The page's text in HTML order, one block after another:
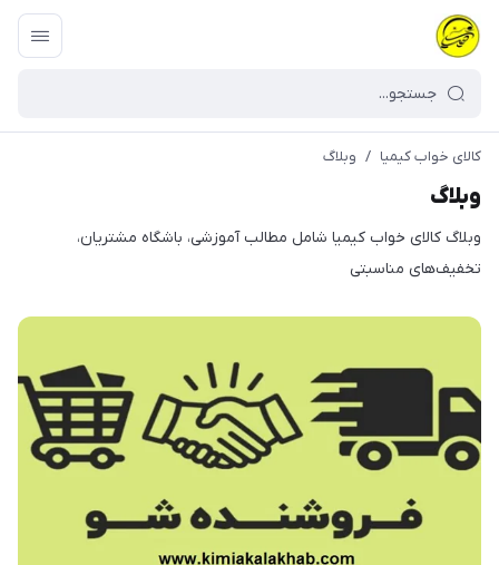
کالای خواب کیمیا / وبلاگ
وبلاگ
وبلاگ کالای خواب کیمیا شامل مطالب آموزشی، باشگاه مشتریان،
تخفیف‌های مناسبتی